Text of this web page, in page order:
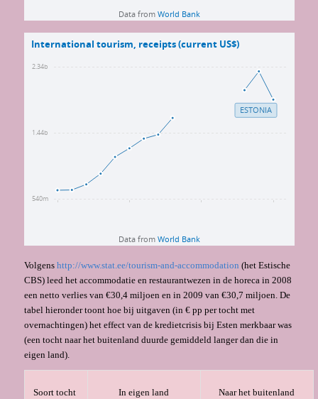
Volgens http://www.stat.ee/tourism-and-accommodation (het Estische
CBS) leed het accommodatie en restaurantwezen in de horeca in 2008
een netto verlies van €30,4 miljoen en in 2009 van €30,7 miljoen. De
tabel hieronder toont hoe bij uitgaven (in € pp per tocht met
overnachtingen) het effect van de kredietcrisis bij Esten merkbaar was
(een tocht naar het buitenland duurde gemiddeld langer dan die in
eigen land).
Soort tocht
In eigen land Naar het buitenland